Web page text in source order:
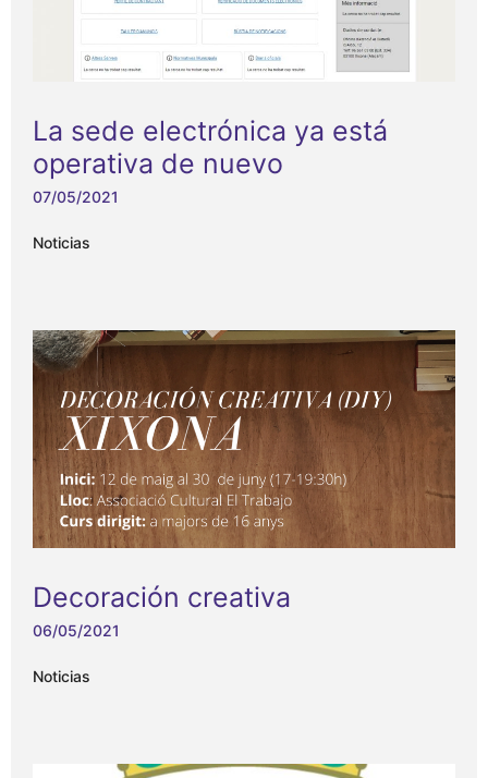
La sede electrónica ya está
operativa de nuevo
07/05/2021
Noticias
Decoración creativa
06/05/2021
Noticias